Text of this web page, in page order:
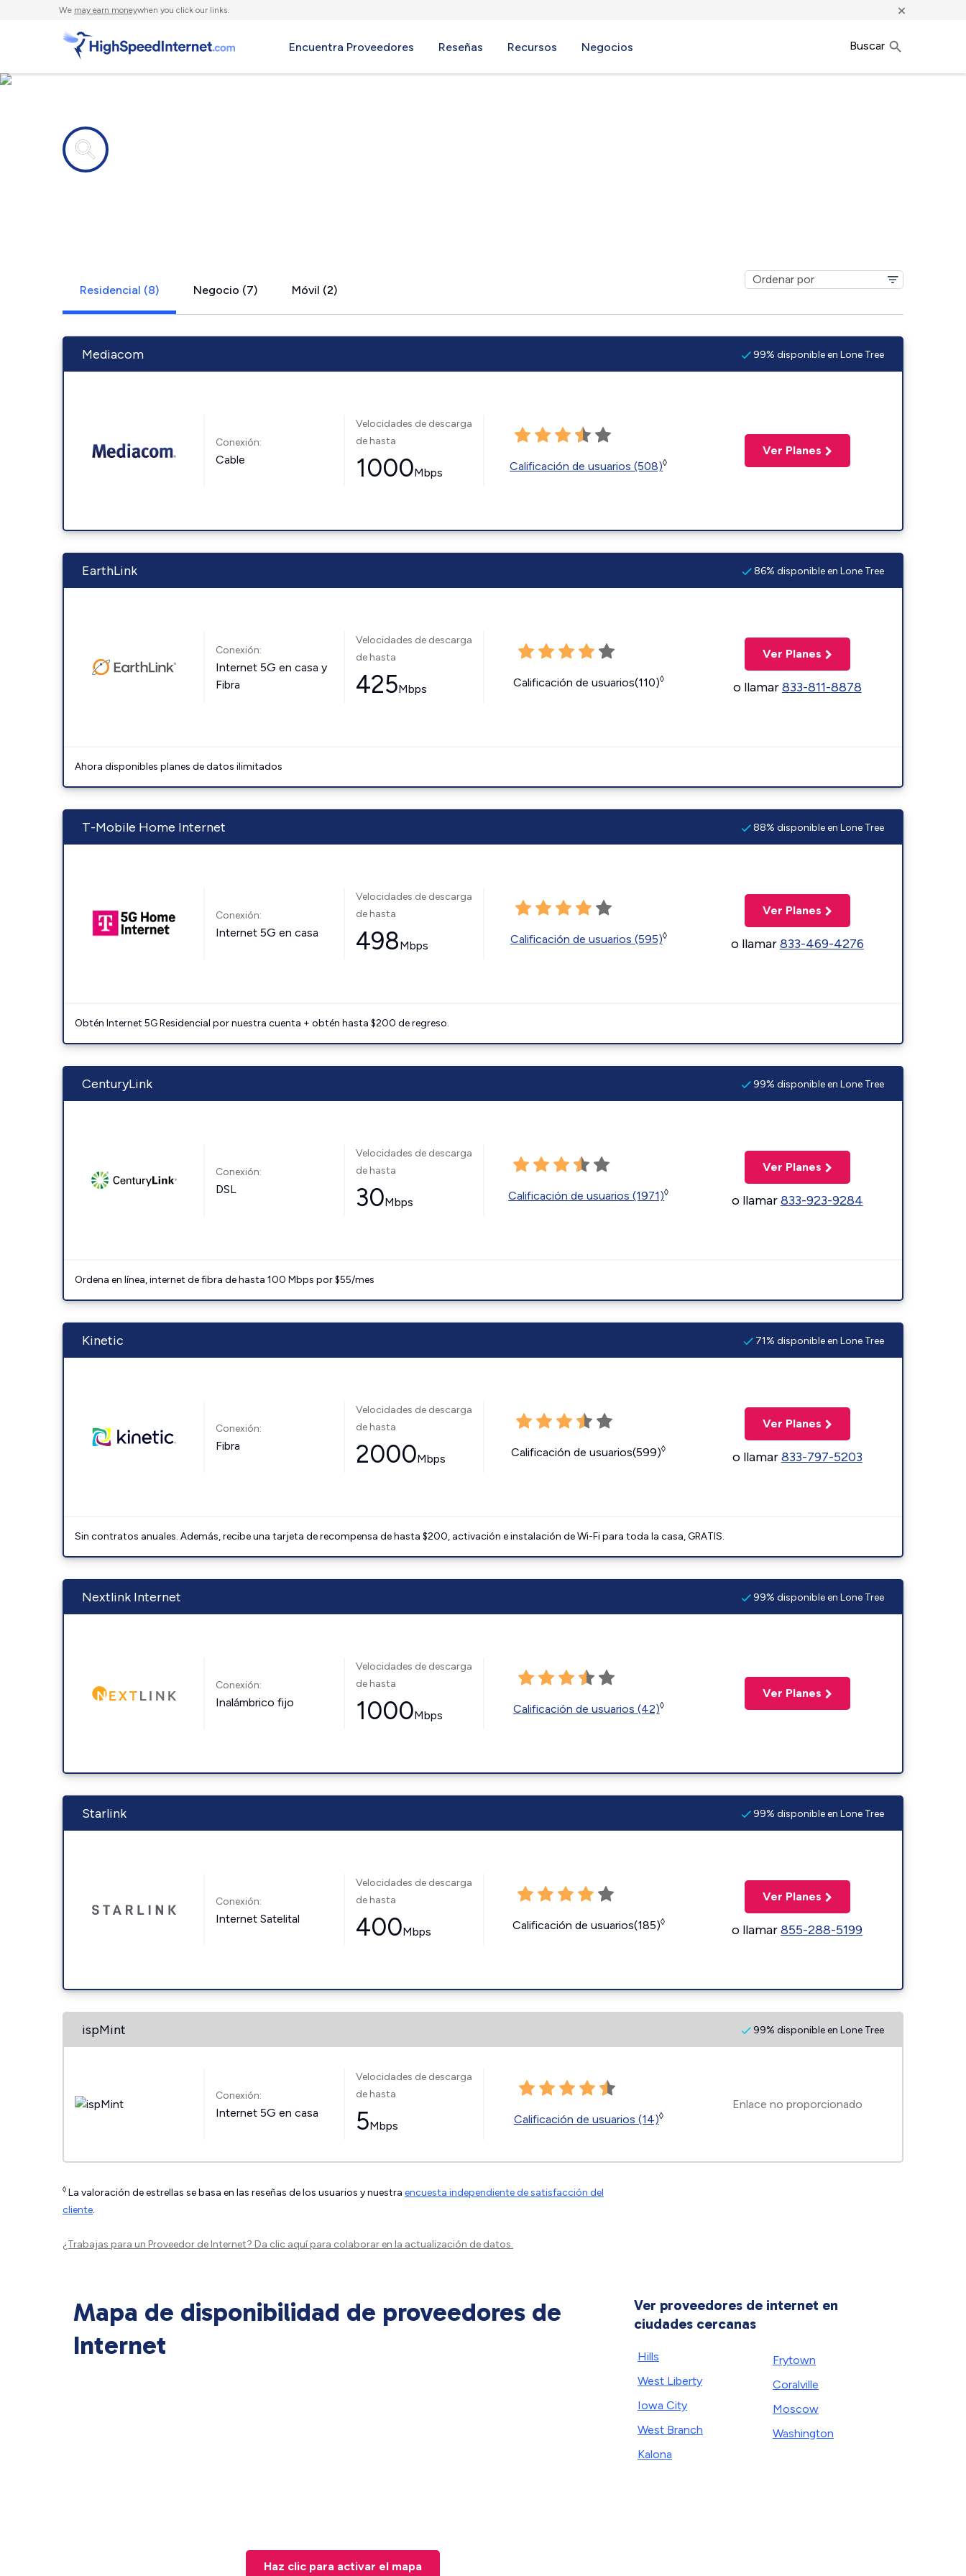
We may earn moneywhen you click our links. ×
Encuentra Proveedores Reseñas Recursos Negocios Buscar
Residencial (8) Negocio (7) Móvil (2)
Mediacom 99% disponible en Lone Tree
Conexión:
Cable
Velocidades de descarga
de hasta
1000Mbps Calificación de usuarios (508)◊
Ver Planes
EarthLink 86% disponible en Lone Tree
Conexión:
Internet 5G en casa y
Fibra
Velocidades de descarga
de hasta
425Mbps Calificación de usuarios(110)◊
Ver Planes
o llamar833-811-8878
Ahora disponibles planes de datos ilimitados
T-Mobile Home Internet 88% disponible en Lone Tree
Conexión:
Internet 5G en casa
Velocidades de descarga
de hasta
498Mbps Calificación de usuarios (595)◊
Ver Planes
o llamar833-469-4276
Obtén Internet 5G Residencial por nuestra cuenta + obtén hasta $200 de regreso.
CenturyLink 99% disponible en Lone Tree
Conexión:
DSL
Velocidades de descarga
de hasta
30Mbps Calificación de usuarios (1971)◊
Ver Planes
o llamar833-923-9284
Ordena en línea, internet de fibra de hasta 100 Mbps por $55/mes
Kinetic 71% disponible en Lone Tree
Conexión:
Fibra
Velocidades de descarga
de hasta
2000Mbps Calificación de usuarios(599)◊
Ver Planes
o llamar833-797-5203
Sin contratos anuales. Además, recibe una tarjeta de recompensa de hasta $200, activación e instalación de Wi-Fi para toda la casa, GRATIS.
Nextlink Internet 99% disponible en Lone Tree
Conexión:
Inalámbrico fijo
Velocidades de descarga
de hasta
1000Mbps Calificación de usuarios (42)◊
Ver Planes
Starlink 99% disponible en Lone Tree
Conexión:
Internet Satelital
Velocidades de descarga
de hasta
400Mbps Calificación de usuarios(185)◊
Ver Planes
o llamar855-288-5199
ispMint 99% disponible en Lone Tree
Conexión:
Internet 5G en casa
Velocidades de descarga
de hasta
5Mbps Calificación de usuarios (14)◊
Enlace no proporcionado
◊ La valoración de estrellas se basa en las reseñas de los usuarios y nuestra encuesta independiente de satisfacción del
cliente.
¿Trabajas para un Proveedor de Internet? Da clic aquípara colaborar en la actualización de datos.
Mapa de disponibilidad de proveedores de
Internet
Haz clic para activar el mapa
Ver proveedores de internet en
ciudades cercanas
Hills
West Liberty
Iowa City
West Branch
Kalona
Frytown
Coralville
Moscow
Washington